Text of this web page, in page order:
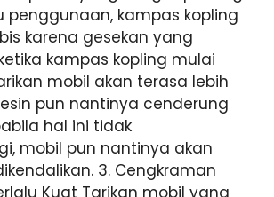
penggunaan, kampas kopling
karena gesekan yang
kampas kopling mulai
mobil akan terasa lebih
pun nantinya cenderung
hal ini tidak
mobil pun nantinya akan
3. Cengkraman